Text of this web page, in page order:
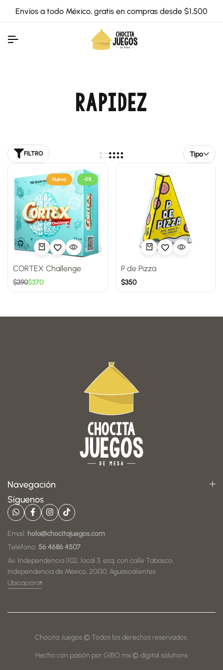
Envíos a todo México, gratis en compras desde $1,500
RAPIDEZ
FILTRO Tipo
Nuevo -5%
CORTEX Challenge
$390$370
P de Pizza
$350
Navegación
Síguenos
Email: hola@chocitajuegos.com
Teléfono: 56 4686 4507
Av. Independencia 1102, local 3, esq. con calle Tabasco,
Independencia de México, 20130, Aguascalientes
Ubicación
Chocita Juegos © Todos los derechos reservados.
Hecho con pasión por GIBO.mx © digital solutions